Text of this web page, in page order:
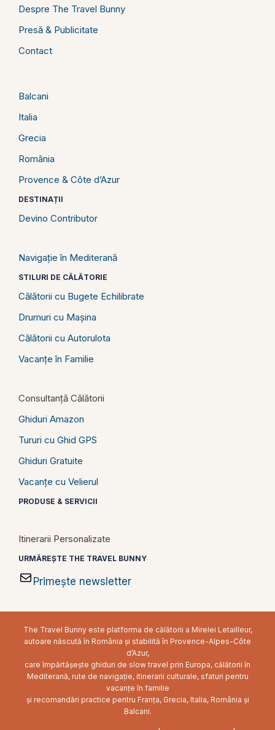
Despre The Travel Bunny
Presă & Publicitate
Contact
Balcani
Italia
Grecia
România
Provence & Côte d’Azur
DESTINAȚII
Devino Contributor
Navigație în Mediterană
STILURI DE CĂLĂTORIE
Călătorii cu Bugete Echilibrate
Drumuri cu Mașina
Călătorii cu Autorulota
Vacanțe în Familie
Consultanță Călătorii
Ghiduri Amazon
Tururi cu Ghid GPS
Ghiduri Gratuite
Vacanțe cu Velierul
PRODUSE & SERVICII
Itinerarii Personalizate
URMĂREȘTE THE TRAVEL BUNNY
Primește newsletter
The Travel Bunny este platforma de călătorii a Mirelei Letailleur,
autoare născută în România și stabilită în Provence-Alpes-Côte
d’Azur,
care împărtășește ghiduri de slow travel prin Europa, călătorii în
Mediterană, rute de navigație, itinerarii culturale, sfaturi pentru
vacanțe în familie
și recomandări practice pentru Franța, Grecia, Italia, România și
Balcani.